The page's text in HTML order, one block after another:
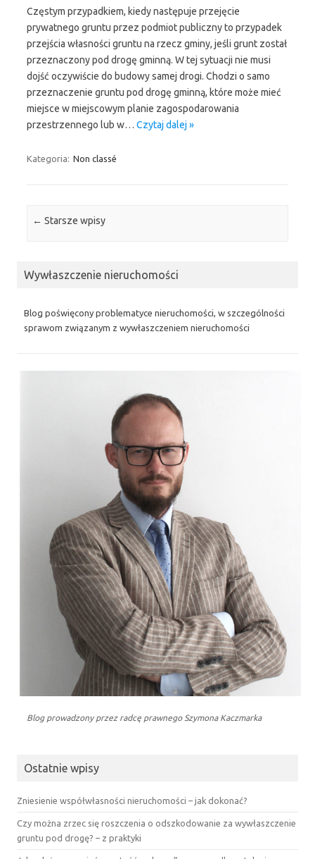
Częstym przypadkiem, kiedy następuje przejęcie
prywatnego gruntu przez podmiot publiczny to przypadek
przejścia własności gruntu na rzecz gminy, jeśli grunt został
przeznaczony pod drogę gminną. W tej sytuacji nie musi
dojść oczywiście do budowy samej drogi. Chodzi o samo
przeznaczenie gruntu pod drogę gminną, które może mieć
miejsce w miejscowym planie zagospodarowania
przestrzennego lub w… Czytaj dalej »
Kategoria: Non classé
Zobacz wpisy
← Starsze wpisy
Wywłaszczenie nieruchomości
Blog poświęcony problematyce nieruchomości, w szczególności
sprawom związanym z wywłaszczeniem nieruchomości
Blog prowadzony przez radcę prawnego Szymona Kaczmarka
Ostatnie wpisy
Zniesienie współwłasności nieruchomości – jak dokonać?
Czy można zrzec się roszczenia o odszkodowanie za wywłaszczenie
gruntu pod drogę? – z praktyki